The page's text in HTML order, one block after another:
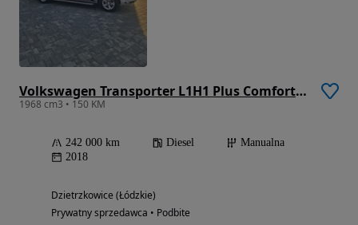
Volkswagen Transporter L1H1 Plus Comfortline
1968 cm3 • 150 KM
242 000 km Diesel
Manualna
2018
Dzietrzkowice (Łódzkie)
Prywatny sprzedawca • Podbite